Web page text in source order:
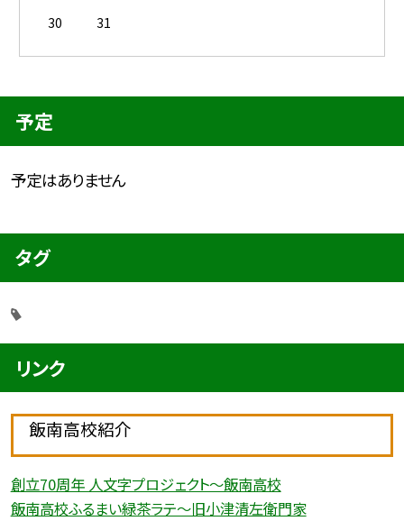
30
31
予定
予定はありません
タグ
リンク
飯南高校紹介
創立70周年 人文字プロジェクト〜飯南高校
飯南高校ふるまい緑茶ラテ〜旧小津清左衛門家